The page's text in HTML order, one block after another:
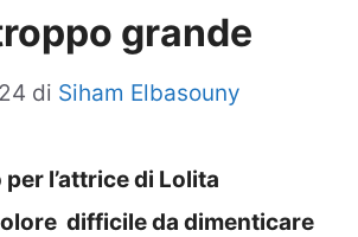
grande
di Siham Elbasouny
l’attrice di Lolita
difficile da dimenticare